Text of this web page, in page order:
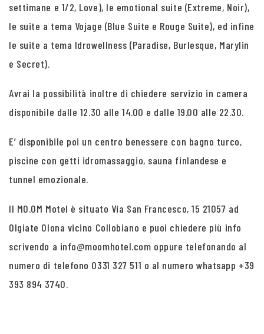
settimane e 1/2, Love), le emotional suite (Extreme, Noir),
le suite a tema Vojage (Blue Suite e Rouge Suite), ed infine
le suite a tema Idrowellness (Paradise, Burlesque, Marylin
e Secret).
Avrai la possibilità inoltre di chiedere servizio in camera
disponibile dalle 12.30 alle 14.00 e dalle 19.00 alle 22.30.
E’ disponibile poi un centro benessere con bagno turco,
piscine con getti idromassaggio, sauna finlandese e
tunnel emozionale.
Il MO.OM Motel è situato Via San Francesco, 15 21057 ad
Olgiate Olona vicino Collobiano e puoi chiedere più info
scrivendo a info@moomhotel.com oppure telefonando al
numero di telefono 0331 327 511 o al numero whatsapp +39
393 894 3740.